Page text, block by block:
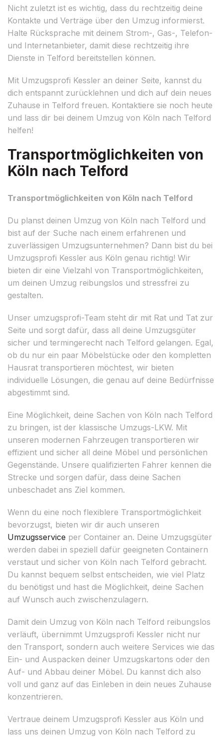
Nicht zuletzt ist es wichtig, dass du rechtzeitig deine
Kontakte und Verträge über den Umzug informierst.
Halte Rücksprache mit deinem Strom-, Gas-, Telefon-
und Internetanbieter, damit diese rechtzeitig ihre
Dienste in Telford bereitstellen können.
Mit Umzugsprofi Kessler an deiner Seite, kannst du
dich entspannt zurücklehnen und dich auf dein neues
Zuhause in Telford freuen. Kontaktiere sie noch heute
und lass dir bei deinem Umzug von Köln nach Telford
helfen!
Transportmöglichkeiten von
Köln nach Telford
Transportmöglichkeiten von Köln nach Telford
Du planst deinen Umzug von Köln nach Telford und
bist auf der Suche nach einem erfahrenen und
zuverlässigen Umzugsunternehmen? Dann bist du bei
Umzugsprofi Kessler aus Köln genau richtig! Wir
bieten dir eine Vielzahl von Transportmöglichkeiten,
um deinen Umzug reibungslos und stressfrei zu
gestalten.
Unser umzugsprofi-Team steht dir mit Rat und Tat zur
Seite und sorgt dafür, dass all deine Umzugsgüter
sicher und termingerecht nach Telford gelangen. Egal,
ob du nur ein paar Möbelstücke oder den kompletten
Hausrat transportieren möchtest, wir bieten
individuelle Lösungen, die genau auf deine Bedürfnisse
abgestimmt sind.
Eine Möglichkeit, deine Sachen von Köln nach Telford
zu bringen, ist der klassische Umzugs-LKW. Mit
unseren modernen Fahrzeugen transportieren wir
effizient und sicher all deine Möbel und persönlichen
Gegenstände. Unsere qualifizierten Fahrer kennen die
Strecke und sorgen dafür, dass deine Sachen
unbeschadet ans Ziel kommen.
Wenn du eine noch flexiblere Transportmöglichkeit
bevorzugst, bieten wir dir auch unseren
Umzugsservice per Container an. Deine Umzugsgüter
werden dabei in speziell dafür geeigneten Containern
verstaut und sicher von Köln nach Telford gebracht.
Du kannst bequem selbst entscheiden, wie viel Platz
du benötigst und hast die Möglichkeit, deine Sachen
auf Wunsch auch zwischenzulagern.
Damit dein Umzug von Köln nach Telford reibungslos
verläuft, übernimmt Umzugsprofi Kessler nicht nur
den Transport, sondern auch weitere Services wie das
Ein- und Auspacken deiner Umzugskartons oder den
Auf- und Abbau deiner Möbel. Du kannst dich also
voll und ganz auf das Einleben in dein neues Zuhause
konzentrieren.
Vertraue deinem Umzugsprofi Kessler aus Köln und
lass uns deinen Umzug von Köln nach Telford zu